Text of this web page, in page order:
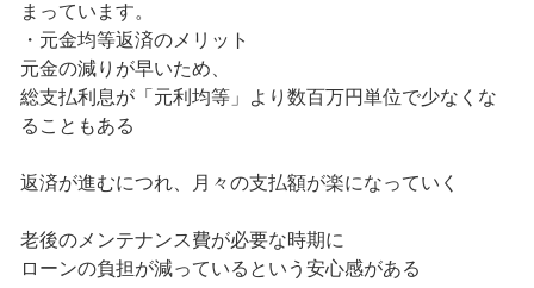
まっています。
・元金均等返済のメリット
元金の減りが早いため、
総支払利息が「元利均等」より数百万円単位で少なくな
ることもある
返済が進むにつれ、月々の支払額が楽になっていく
老後のメンテナンス費が必要な時期に
ローンの負担が減っているという安心感がある